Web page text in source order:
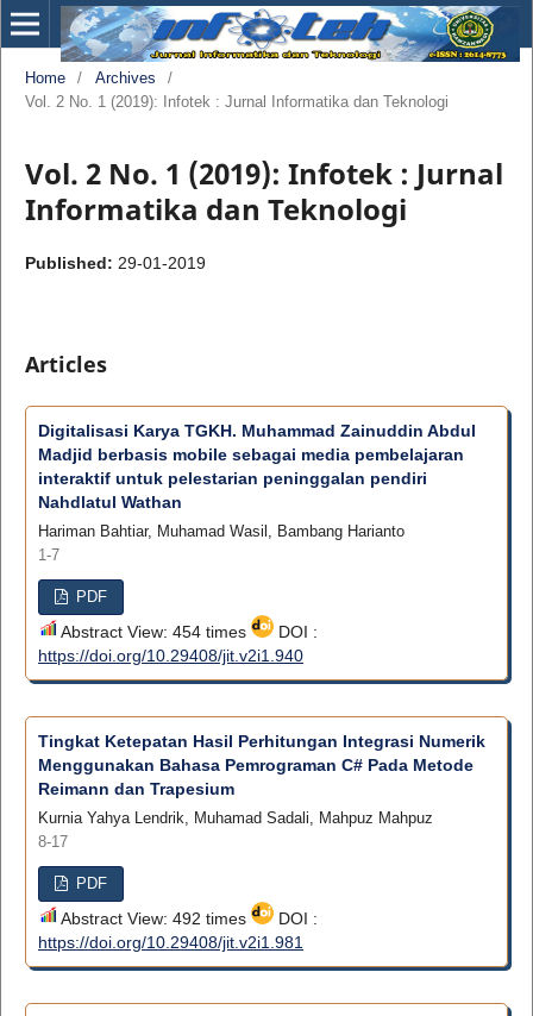
Home / Archives
/
Vol. 2 No. 1 (2019): Infotek : Jurnal Informatika dan Teknologi
Vol. 2 No. 1 (2019): Infotek : Jurnal
Informatika dan Teknologi
Published: 29-01-2019
Articles
Digitalisasi Karya TGKH. Muhammad Zainuddin Abdul
Madjid berbasis mobile sebagai media pembelajaran
interaktif untuk pelestarian peninggalan pendiri
Nahdlatul Wathan
Hariman Bahtiar, Muhamad Wasil, Bambang Harianto
1-7
PDF
Abstract View: 454 times
DOI :
https://doi.org/10.29408/jit.v2i1.940
Tingkat Ketepatan Hasil Perhitungan Integrasi Numerik
Menggunakan Bahasa Pemrograman C# Pada Metode
Reimann dan Trapesium
Kurnia Yahya Lendrik, Muhamad Sadali, Mahpuz Mahpuz
8-17
PDF
Abstract View: 492 times
DOI :
https://doi.org/10.29408/jit.v2i1.981